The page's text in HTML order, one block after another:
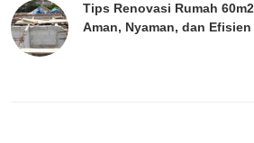
Tips Renovasi Rumah
Aman, Nyaman, dan Efisien